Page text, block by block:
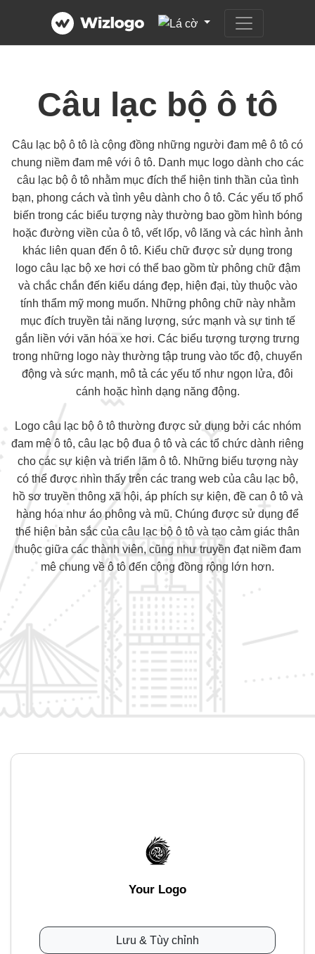
Câu lạc bộ ô tô
Câu lạc bộ ô tô là cộng đồng những người đam mê ô tô có
chung niềm đam mê với ô tô. Danh mục logo dành cho các
câu lạc bộ ô tô nhằm mục đích thể hiện tinh thần của tình
bạn, phong cách và tình yêu dành cho ô tô. Các yếu tố phổ
biến trong các biểu tượng này thường bao gồm hình bóng
hoặc đường viền của ô tô, vết lốp, vô lăng và các hình ảnh
khác liên quan đến ô tô. Kiểu chữ được sử dụng trong
logo câu lạc bộ xe hơi có thể bao gồm từ phông chữ đậm
và chắc chắn đến kiểu dáng đẹp, hiện đại, tùy thuộc vào
tính thẩm mỹ mong muốn. Những phông chữ này nhằm
mục đích truyền tải năng lượng, sức mạnh và sự tinh tế
gắn liền với văn hóa xe hơi. Các biểu tượng tượng trưng
trong những logo này thường tập trung vào tốc độ, chuyển
động và sức mạnh, mô tả các yếu tố như ngọn lửa, đôi
cánh hoặc hình dạng năng động.
Logo câu lạc bộ ô tô thường được sử dụng bởi các nhóm
đam mê ô tô, câu lạc bộ đua ô tô và các tổ chức dành riêng
cho các sự kiện và triển lãm ô tô. Những biểu tượng này
có thể được nhìn thấy trên các trang web của câu lạc bộ,
hồ sơ truyền thông xã hội, áp phích sự kiện, đề can ô tô và
hàng hóa như áo phông và mũ. Chúng được sử dụng để
thể hiện bản sắc của câu lạc bộ ô tô và tạo cảm giác thân
thuộc giữa các thành viên, cũng như truyền đạt niềm đam
mê chung về ô tô đến cộng đồng rộng lớn hơn.
Your Logo
Lưu & Tùy chỉnh